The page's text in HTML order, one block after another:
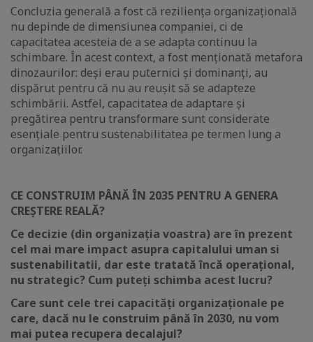
Concluzia generală a fost că reziliența organizațională
nu depinde de dimensiunea companiei, ci de
capacitatea acesteia de a se adapta continuu la
schimbare. În acest context, a fost menționată metafora
dinozaurilor: deși erau puternici și dominanți, au
dispărut pentru că nu au reușit să se adapteze
schimbării. Astfel, capacitatea de adaptare și
pregătirea pentru transformare sunt considerate
esențiale pentru sustenabilitatea pe termen lung a
organizațiilor.
CE CONSTRUIM PÂNĂ ÎN 2035 PENTRU A GENERA
CREȘTERE REALĂ?
Ce decizie (din organizația voastra) are în prezent
cel mai mare impact asupra capitalului uman si
sustenabilitatii, dar este tratată încă operațional,
nu strategic? Cum puteți schimba acest lucru?
Care sunt cele trei capacități organizaționale pe
care, dacă nu le construim până în 2030, nu vom
mai putea recupera decalajul?